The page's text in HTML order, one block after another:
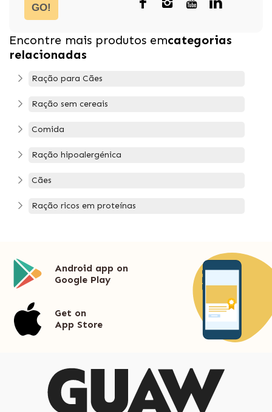
GO!
Encontre mais produtos emcategorias
relacionadas
Ração para Cães
Ração sem cereais
Comida
Ração hipoalergénica
Cães
Ração ricos em proteínas
Android app on
Google Play
Get on
App Store